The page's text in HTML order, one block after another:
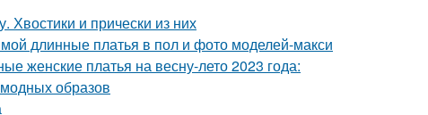
Хвостики и прически из них
длинные платья в пол и фото моделей-макси
женские платья на весну-лето 2023 года:
образов